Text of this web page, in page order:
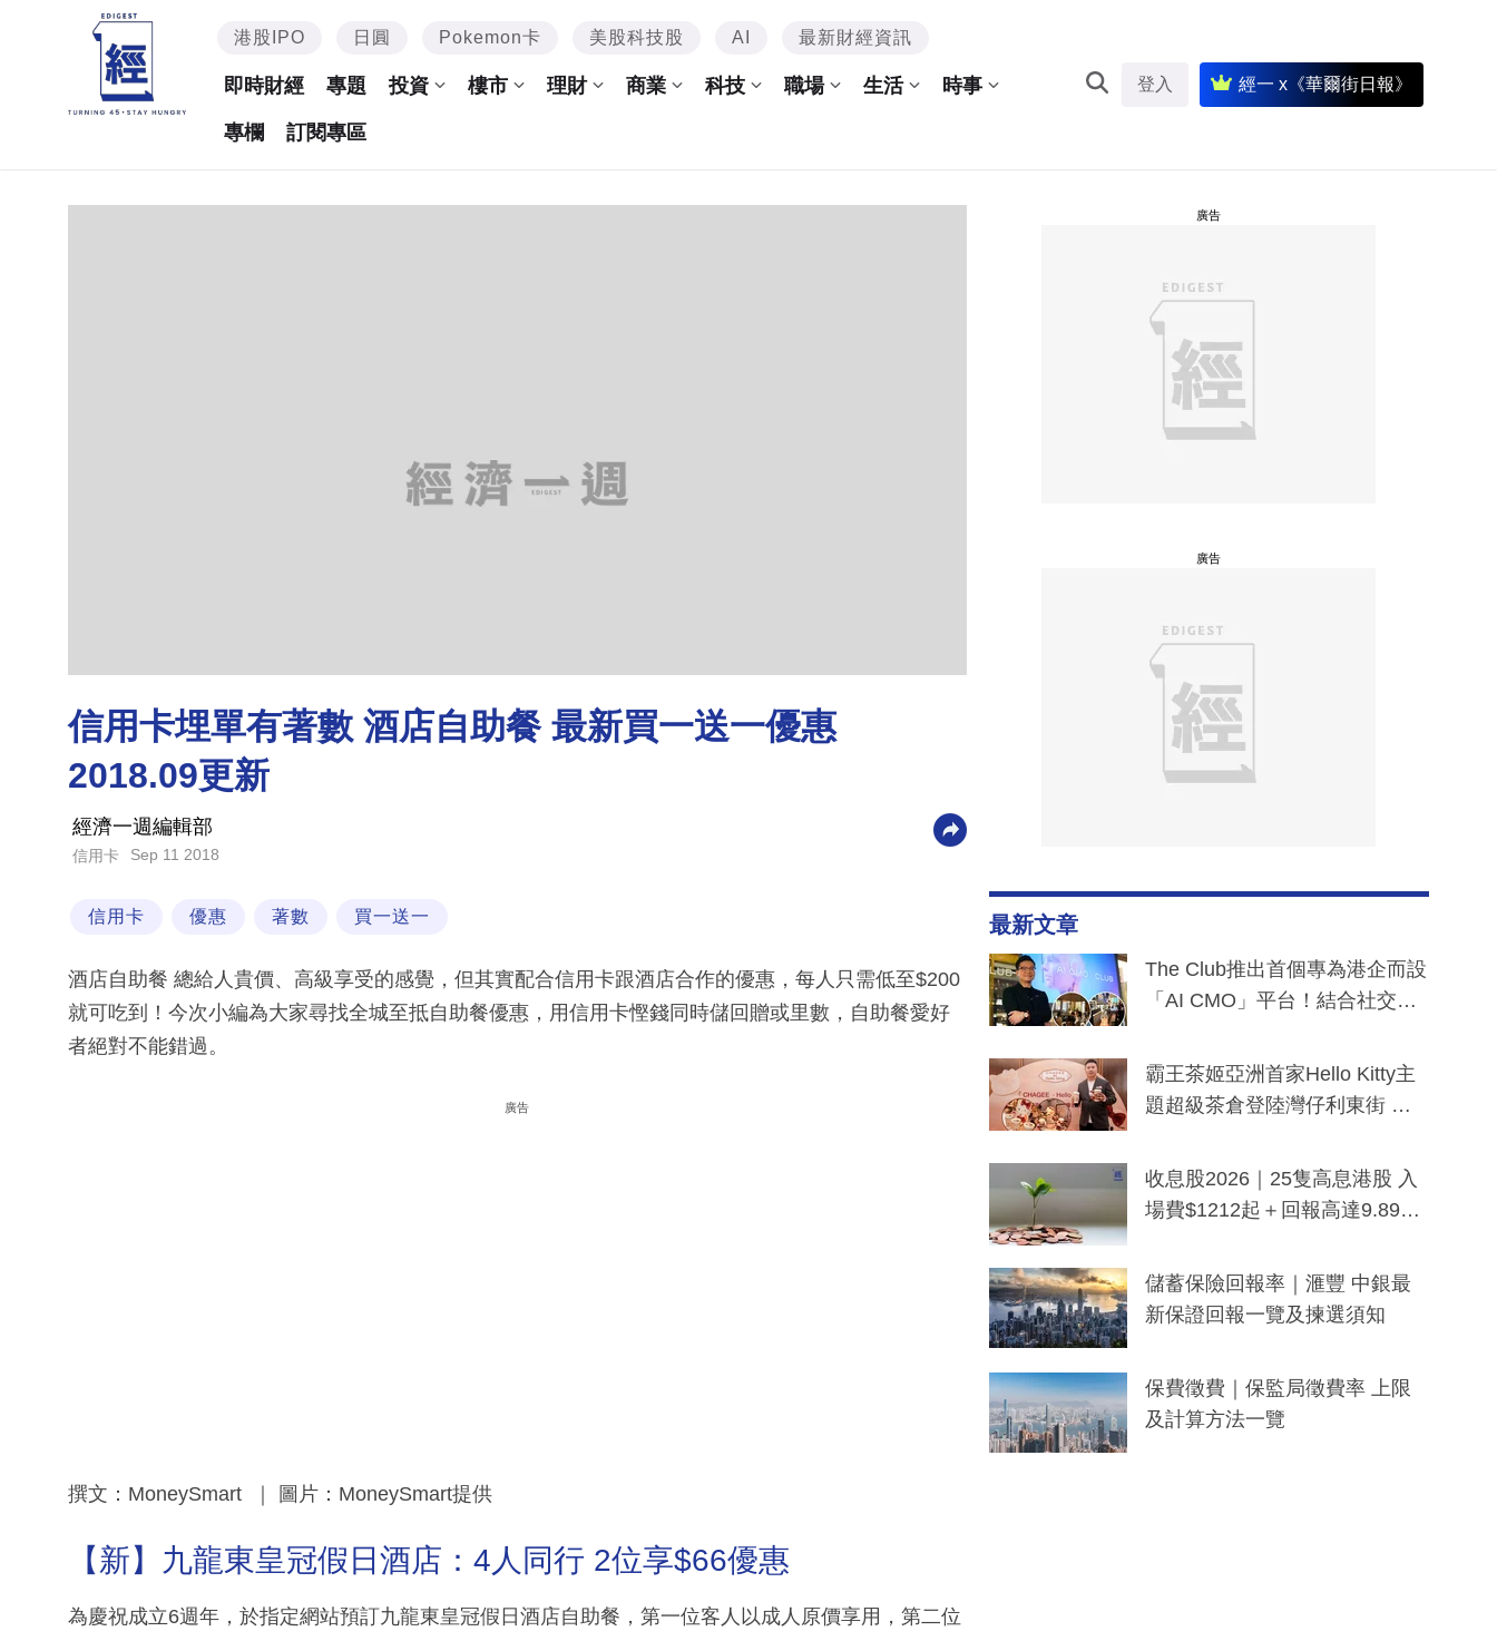
港股IPO 日圓 Pokemon卡 美股科技股 AI 最新財經資訊
即時財經 專題 投資 樓市 理財 商業 科技 職場 生活 時事
專欄 訂閱專區
登入 經一 x《華爾街日報》
信用卡埋單有著數 酒店自助餐 最新買一送一優惠
2018.09更新
經濟一週編輯部
信用卡 Sep 11 2018
信用卡 優惠 著數 買一送一
酒店自助餐 總給人貴價、高級享受的感覺，但其實配合信用卡跟酒店合作的優惠，每人只需低至$200
就可吃到！今次小編為大家尋找全城至抵自助餐優惠，用信用卡慳錢同時儲回贈或里數，自助餐愛好
者絕對不能錯過。
廣告
撰文：MoneySmart ｜ 圖片：MoneySmart提供
【新】九龍東皇冠假日酒店：4人同行 2位享$66優惠
為慶祝成立6週年，於指定網站預訂九龍東皇冠假日酒店自助餐，第一位客人以成人原價享用，第二位
廣告
廣告
最新文章
The Club推出首個專為港企而設
「AI CMO」平台！結合社交聆
分鐘生成「貼地」宣傳短片
霸王茶姬亞洲首家Hello Kitty主
題超級茶倉登陸灣仔利東街 推
y及香港限定特調系列
收息股2026｜25隻高息港股 入
場費$1212起＋回報高達9.89
儲蓄保險回報率｜滙豐 中銀最
新保證回報一覽及揀選須知
保費徵費｜保監局徵費率 上限
及計算方法一覽